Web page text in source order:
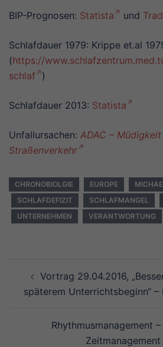
BIP-Prognosen: Statista und
Schlafdauer 1979: Krippe et.al
(https://
schlaf )
Schlafdauer 2013: Statista
Unfallursachen: ADAC –
Straßenverkehr
CHRONOBIOLGIE EUROPE
SCHLAFDEFIZIT
SCHLAFMANGEL
UNTERNEHMEN
VERANTWORTUNG
Vortrag 29.04.2016,
späterem Unterrichtsbeginn“ –
Rhythmusmanagement
Zeitmanagement